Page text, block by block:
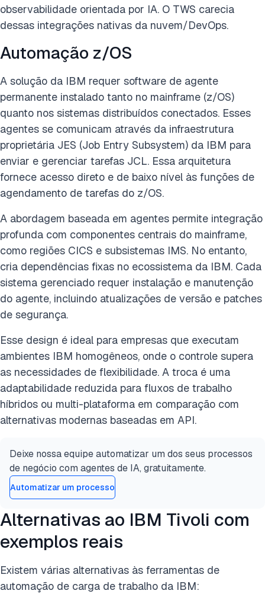
observabilidade orientada por IA. O TWS carecia
dessas integrações nativas da nuvem/DevOps.
Automação z/OS
A solução da IBM requer software de agente
permanente instalado tanto no mainframe (z/OS)
quanto nos sistemas distribuídos conectados. Esses
agentes se comunicam através da infraestrutura
proprietária JES (Job Entry Subsystem) da IBM para
enviar e gerenciar tarefas JCL. Essa arquitetura
fornece acesso direto e de baixo nível às funções de
agendamento de tarefas do z/OS.
A abordagem baseada em agentes permite integração
profunda com componentes centrais do mainframe,
como regiões CICS e subsistemas IMS. No entanto,
cria dependências fixas no ecossistema da IBM. Cada
sistema gerenciado requer instalação e manutenção
do agente, incluindo atualizações de versão e patches
de segurança.
Esse design é ideal para empresas que executam
ambientes IBM homogêneos, onde o controle supera
as necessidades de flexibilidade. A troca é uma
adaptabilidade reduzida para fluxos de trabalho
híbridos ou multi-plataforma em comparação com
alternativas modernas baseadas em API.
Deixe nossa equipe automatizar um dos seus processos
de negócio com agentes de IA, gratuitamente.
Automatizar um processo
Alternativas ao IBM Tivoli com
exemplos reais
Existem várias alternativas às ferramentas de
automação de carga de trabalho da IBM: